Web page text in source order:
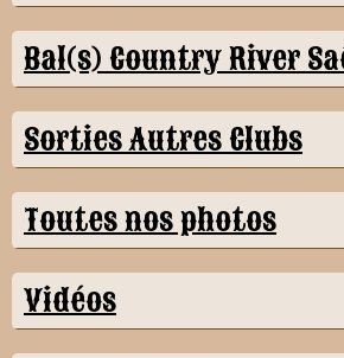
Bal(s) Country River
Sorties Autres Clubs
Toutes nos photos
Vidéos